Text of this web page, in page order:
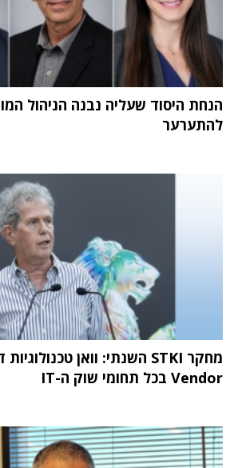
הנחת היסוד שעליה נבנה הניהול
להתערער
Vendor בכל תחומי שוק ה-IT